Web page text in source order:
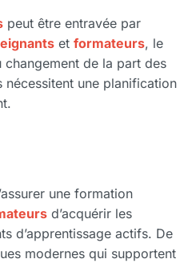
peut être entravée par
et formateurs, le
changement de la part des
une planification
une formation
d’acquérir les
d’apprentissage actifs. De
modernes qui supportent